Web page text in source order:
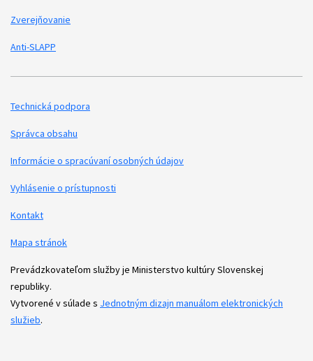
Zverejňovanie
Anti-SLAPP
Podporné odkazy
Technická podpora
Správca obsahu
Informácie o spracúvaní osobných údajov
Vyhlásenie o prístupnosti
Kontakt
Mapa stránok
Prevádzkovateľom služby je Ministerstvo kultúry Slovenskej
republiky.
Vytvorené v súlade s Jednotným dizajn manuálom elektronických
služieb.